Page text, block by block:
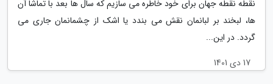
نقطه نقطه جهان برای خود خاطره می سازیم که سال ها بعد با تماشا آن
ها، لبخند بر لبانمان نقش می بندد یا اشک از چشمانمان جاری می
گردد. در این...
17 دی 1401